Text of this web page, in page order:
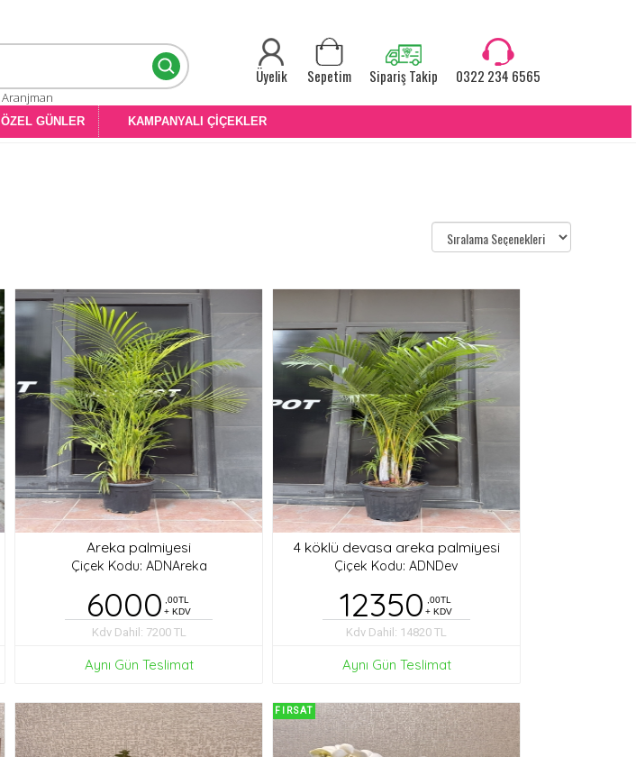
Aranjman
0322 234 6565
Sipariş Takip
Sepetim
Üyelik
ÖZEL GÜNLER KAMPANYALI ÇİÇEKLER
Areka palmiyesi
Çiçek Kodu: ADNAreka
6000
,00TL
+ KDV
Kdv Dahil: 7200 TL
Aynı Gün Teslimat
4 köklü devasa areka palmiyesi
Çiçek Kodu: ADNDev
12350
,00TL
+ KDV
Kdv Dahil: 14820 TL
Aynı Gün Teslimat
FIRSAT